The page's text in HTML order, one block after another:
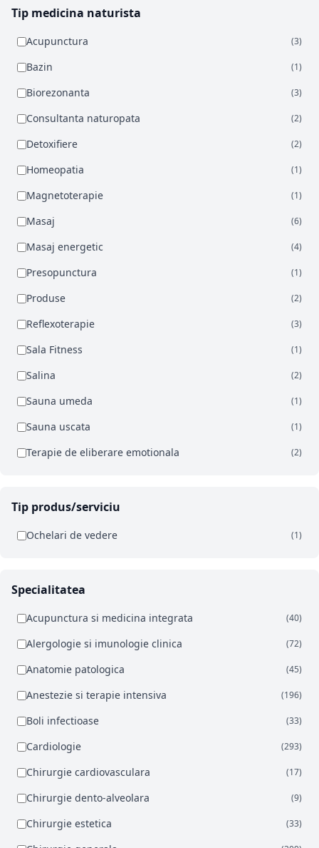
Tip medicina naturista
Acupunctura (3)
Bazin (1)
Biorezonanta (3)
Consultanta naturopata (2)
Detoxifiere (2)
Homeopatia (1)
Magnetoterapie (1)
Masaj (6)
Masaj energetic (4)
Presopunctura (1)
Produse (2)
Reflexoterapie (3)
Sala Fitness (1)
Salina (2)
Sauna umeda (1)
Sauna uscata (1)
Terapie de eliberare emotionala (2)
Tip produs/serviciu
Ochelari de vedere (1)
Specialitatea
Acupunctura si medicina integrata (40)
Alergologie si imunologie clinica (72)
Anatomie patologica (45)
Anestezie si terapie intensiva (196)
Boli infectioase (33)
Cardiologie (293)
Chirurgie cardiovasculara (17)
Chirurgie dento-alveolara (9)
Chirurgie estetica (33)